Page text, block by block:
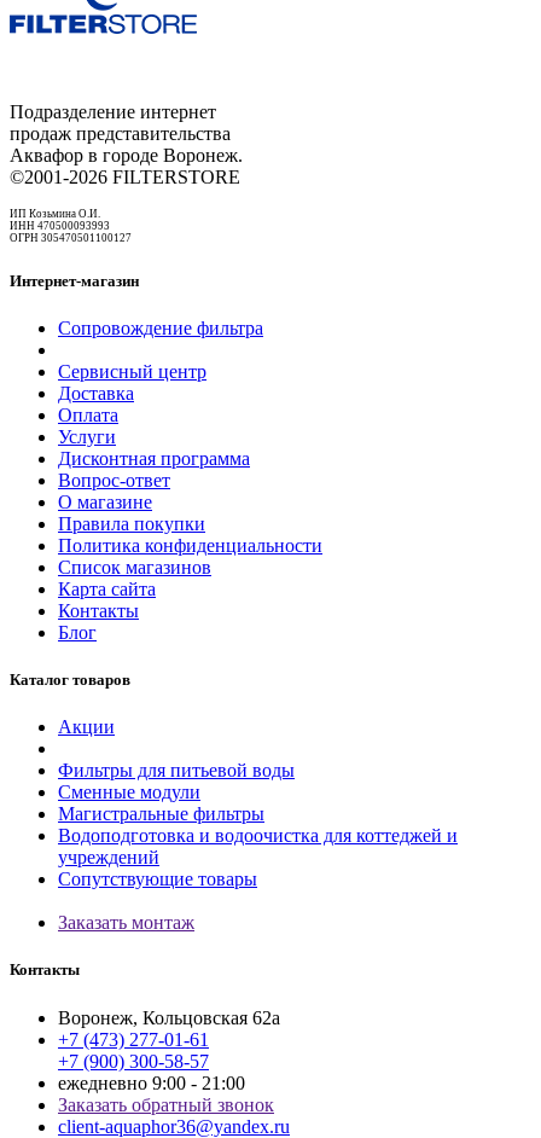
Подразделение интернет
продаж представительства
Аквафор в городе Воронеж.
©2001-2026 FILTERSTORE
ИП Козьмина О.И.
ИНН 470500093993
ОГРН 305470501100127
Интернет-магазин
Сопровождение фильтра
Сервисный центр
Доставка
Оплата
Услуги
Дисконтная программа
Вопрос-ответ
О магазине
Правила покупки
Политика конфиденциальности
Список магазинов
Карта сайта
Контакты
Блог
Каталог товаров
Акции
Фильтры для питьевой воды
Сменные модули
Магистральные фильтры
Водоподготовка и водоочистка для коттеджей и
учреждений
Сопутствующие товары
Заказать монтаж
Контакты
Воронеж, Кольцовская 62а
+7 (473) 277-01-61
+7 (900) 300-58-57
ежедневно 9:00 - 21:00
Заказать обратный звонок
client-aquaphor36@yandex.ru